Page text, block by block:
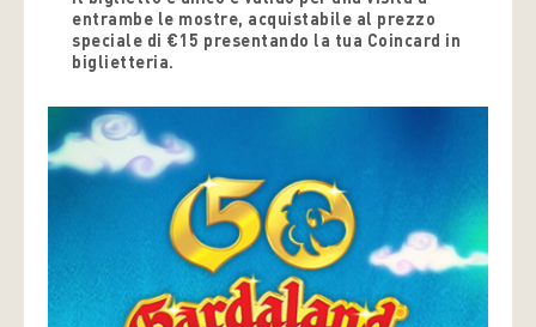
entrambe le mostre, acquistabile al prezzo
speciale di €15 presentando la tua Coincard in
biglietteria.